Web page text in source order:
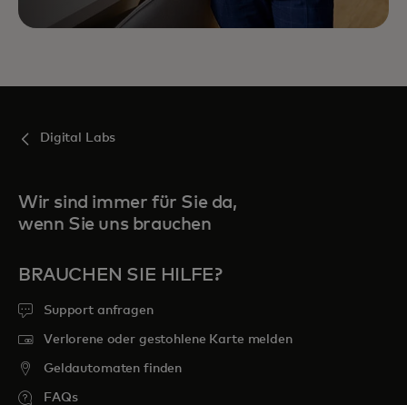
Digital Labs
Wir sind immer für Sie da,
wenn Sie uns brauchen
BRAUCHEN SIE HILFE?
Support anfragen
Verlorene oder gestohlene Karte melden
Geldautomaten finden
FAQs